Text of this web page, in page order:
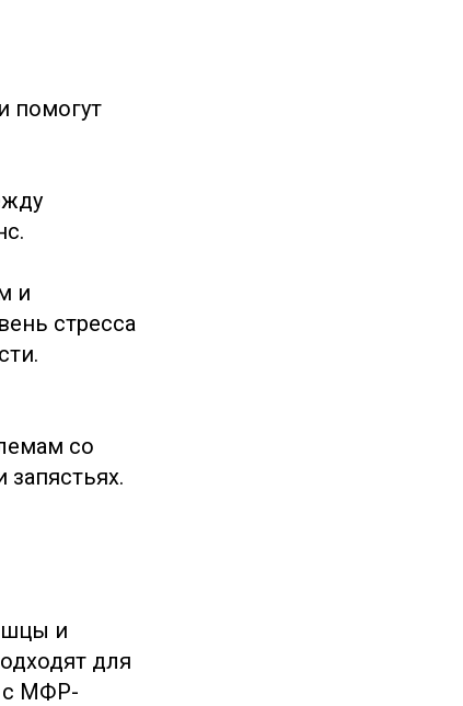
помогут
и
стресса
со
и
для
с МФР-